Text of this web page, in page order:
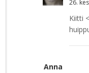
26.
Kiitti
Anna